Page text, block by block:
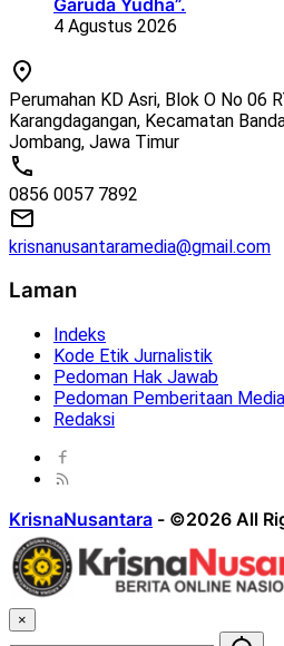
Garuda Yudha”.
4 Agustus 2026
Perumahan KD Asri, Blok O No 06
Karangdagangan, Kecamatan
Jombang, Jawa Timur
0856 0057 7892
krisnanusantaramedia@gmail.com
Laman
Indeks
Kode Etik Jurnalistik
Pedoman Hak Jawab
Pedoman Pemberitaan
Redaksi
KrisnaNusantara - ©2026 All
×